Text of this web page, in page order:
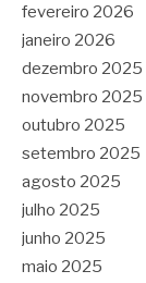
fevereiro 2026
janeiro 2026
dezembro 2025
novembro 2025
outubro 2025
setembro 2025
agosto 2025
julho 2025
junho 2025
maio 2025